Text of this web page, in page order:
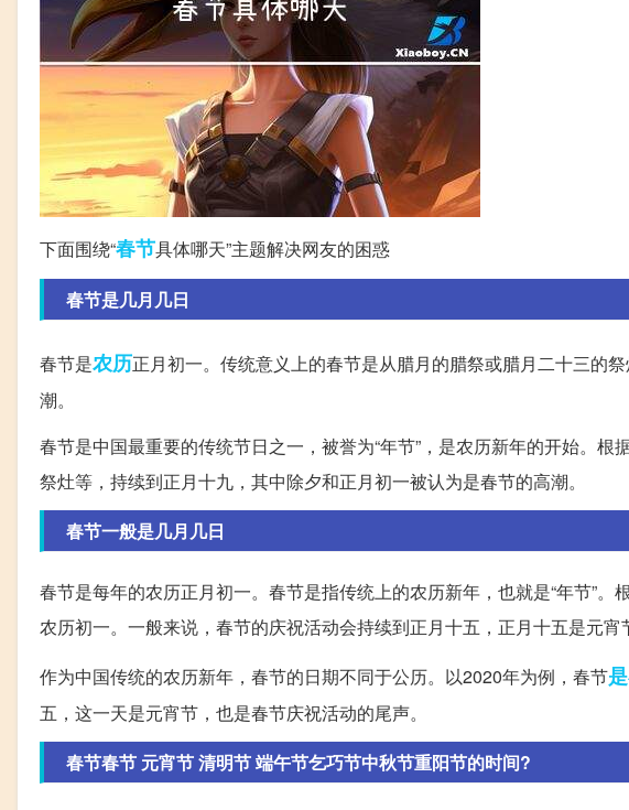
下面围绕“春节具体哪天”主题解决网友的困惑
春节是几月几日
春节是农历正月初一。传统意义上的春节是从腊月的腊祭或腊月二十三的
潮。
春节是中国最重要的传统节日之一，被誉为“年节”，是农历新年的开始。
祭灶等，持续到正月十九，其中除夕和正月初一被认为是春节的高潮。
春节一般是几月几日
春节是每年的农历正月初一。春节是指传统上的农历新年，也就是“年节”
农历初一。一般来说，春节的庆祝活动会持续到正月十五，正月十五是元宵
作为中国传统的农历新年，春节的日期不同于公历。以2020年为例，春节
五，这一天是元宵节，也是春节庆祝活动的尾声。
春节春节 元宵节 清明节 端午节乞巧节中秋节重阳节的时间?